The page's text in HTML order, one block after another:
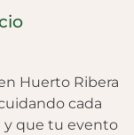
Huerto Ribera
cada
y que tu evento